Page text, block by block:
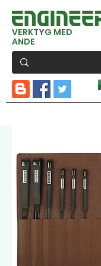
VERKTYG MED
ANDE